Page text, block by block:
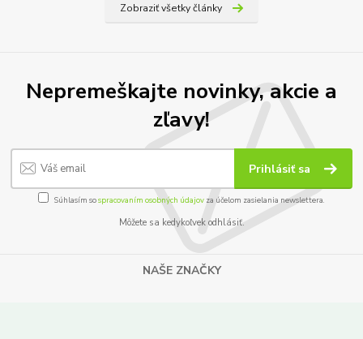
Zobraziť všetky články
Nepremeškajte novinky, akcie a
zľavy!
Prihlásiť sa
Súhlasím sospracovaním osobných údajov za účelom zasielania newslettera.
Môžete sa kedykoľvek odhlásiť.
NAŠE ZNAČKY